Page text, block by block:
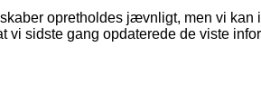
opretholdes jævnligt, men vi
vi sidste gang opdaterede de viste